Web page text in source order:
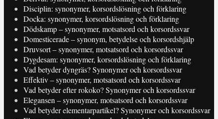
Disciplin: synonymer, korsordslösning och förklaring
Docka: synonymer, korsordslösning och förklaring
Dödskamp – synonymer, motsatsord och korsordssvar
Domesticerade – synonym, betydelse och korsordshjälp
Druvsort – synonymer, motsatsord och korsordssvar
Dygdesam: synonymer, korsordslösning och förklaring
Vad betyder dyngräs? Synonymer och korsordssvar
Effektiv – synonymer, motsatsord och korsordssvar
Vad betyder efter rokoko? Synonymer och korsordssvar
Elegansen – synonymer, motsatsord och korsordssvar
Vad betyder elementarpartikel? Synonymer och korsordssvar